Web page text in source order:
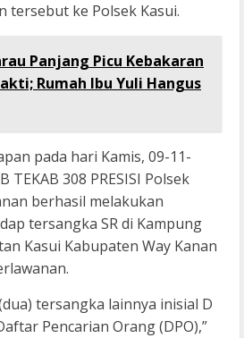
tersebut ke Polsek Kasui.
Panjang Picu Kebakaran
Rumah Ibu Yuli Hangus
pada hari Kamis, 09-11-
TEKAB 308 PRESISI Polsek
berhasil melakukan
tersangka SR di Kampung
Kasui Kabupaten Way Kanan
tersangka lainnya inisial D
Pencarian Orang (DPO),”